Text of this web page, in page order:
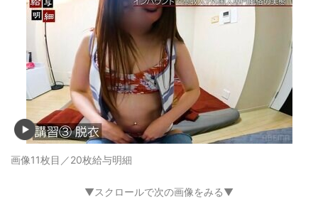
画像11枚目／20枚給与明細
▼スクロールで次の画像をみる▼